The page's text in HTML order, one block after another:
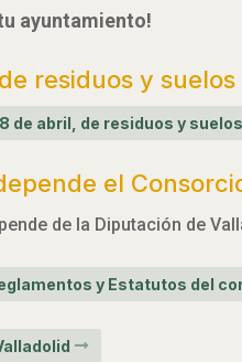
ayuntamiento!
residuos y
de abril, de residuos y
el
de la Diputación de
y Estatutos del